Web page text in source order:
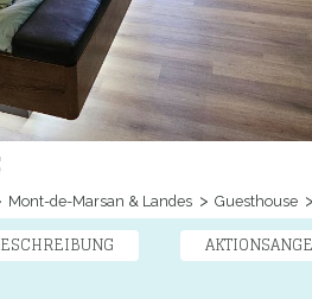
Mont-de-Marsan & Landes Guesthouse